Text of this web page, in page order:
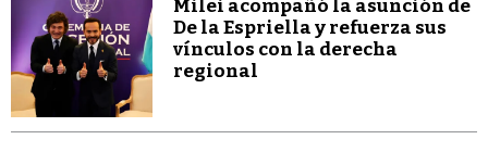
Milei acompañó la asunción de
De la Espriella y refuerza sus
vínculos con la derecha
regional